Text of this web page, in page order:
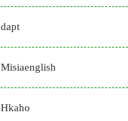
dapt
Misiaenglish
Hkaho